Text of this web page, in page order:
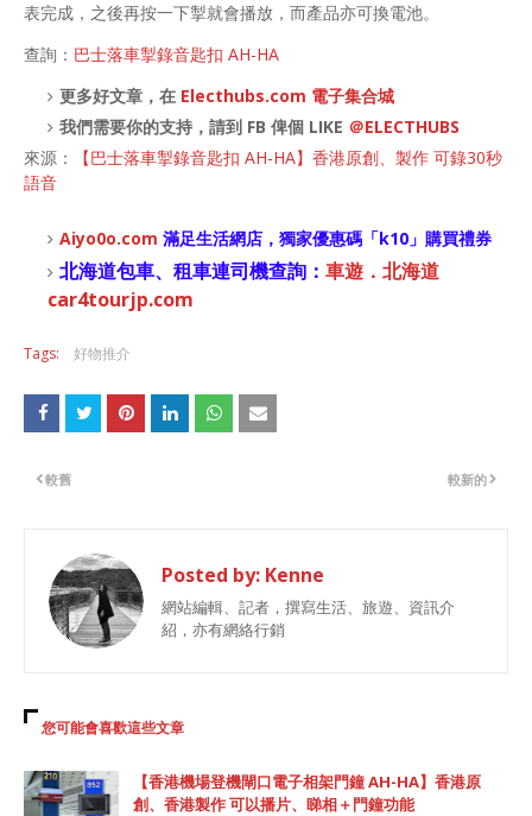
表完成，之後再按一下掣就會播放，而產品亦可換電池。
查詢： 巴士落車掣錄音匙扣 AH-HA
更多好文章，在 Electhubs.com 電子集合城
我們需要你的支持，請到 FB 俾個 LIKE ＠ELECTHUBS
來源：
【巴士落車掣錄音匙扣 AH-HA】香港原創、製作 可錄30秒
語音
Aiyo0o.com 滿足生活網店， 獨家優惠碼「k10 」購買禮券
北海道包車、租車連司機查詢： 車遊．北海道
car4tourjp.com
Tags: 好物推介
較新的
較舊
Posted by: Kenne
網站編輯、記者，撰寫生活、旅遊、資訊介
紹，亦有網絡行銷
您可能會喜歡這些文章
【香港機場登機閘口電子相架門鐘 AH-HA】香港原
創、香港製作 可以播片、睇相＋門鐘功能